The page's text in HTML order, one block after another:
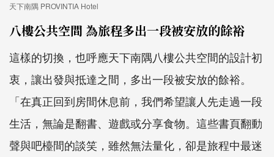
天下南隅 PROVINTIA Hotel
八樓公共空間 為旅程多出一段被安放的餘裕
這樣的切換，也呼應天下南隅八樓公共空間的設計初
衷，讓出發與抵達之間，多出一段被安放的餘裕。
「在真正回到房間休息前，我們希望讓人先走過一段
生活，無論是翻書、遊戲或分享食物。這些書頁翻動
聲與吧檯間的談笑，雖然無法量化，卻是旅程中最迷